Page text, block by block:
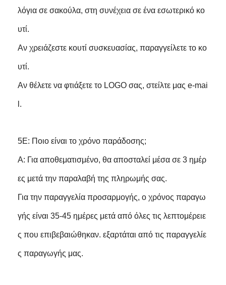
λόγια σε σακούλα, στη συνέχεια σε ένα εσωτερικό κο
υτί.
Αν χρειάζεστε κουτί συσκευασίας, παραγγείλετε το κο
υτί.
Αν θέλετε να φτιάξετε το LOGO σας, στείλτε μας e-mai
l.
5Ε: Ποιο είναι το χρόνο παράδοσης;
Α: Για αποθεματισμένο, θα αποσταλεί μέσα σε 3 ημέρ
ες μετά την παραλαβή της πληρωμής σας.
Για την παραγγελία προσαρμογής, ο χρόνος παραγω
γής είναι 35-45 ημέρες μετά από όλες τις λεπτομέρειε
ς που επιβεβαιώθηκαν. εξαρτάται από τις παραγγελίε
ς παραγωγής μας.